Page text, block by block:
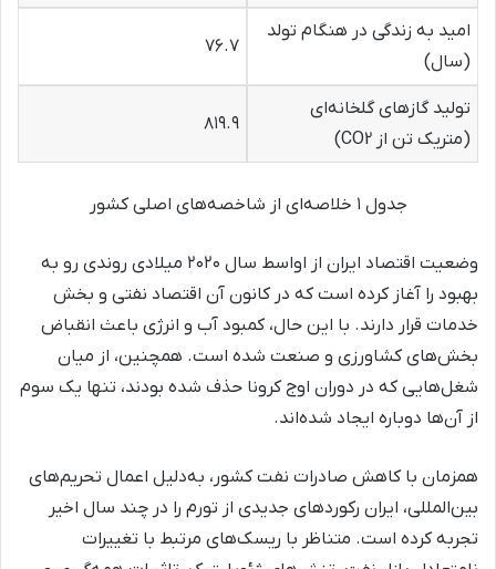
امید به زندگی در هنگام تولد
(سال)
۷۶.۷
تولید گازهای گلخانه‌ای
(متریک تن از CO2)
۸۱۹.۹
جدول ۱ خلاصه‌ای از شاخصه‌های اصلی کشور
وضعیت اقتصاد ایران از اواسط سال ۲۰۲۰ میلادی روندی رو به
بهبود را آغاز کرده است که در کانون آن اقتصاد نفتی و بخش
خدمات قرار دارند. با این حال، کمبود آب و انرژی باعث انقباض
بخش‎‌های کشاورزی و صنعت شده است. همچنین، از میان
شغل‌هایی که در دوران اوج کرونا حذف شده بودند، تنها یک سوم
از آن‌ها دوباره ایجاد شده‌اند.
همزمان با کاهش صادرات نفت کشور، به‌دلیل اعمال تحریم‌های
بین‌المللی، ایران رکوردهای جدیدی از تورم را در چند سال اخیر
تجربه کرده است. متناظر با ریسک‌های مرتبط با تغییرات